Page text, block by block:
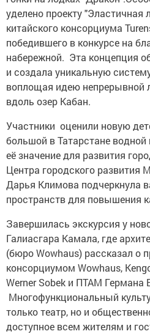
уделено проекту "Эластичная
китайского консорциума
победившего в конкурсе на
набережной. Эта концепция
и создала уникальную
воплощая идею непрерывной
вдоль озер Кабан.
Участники оценили новую
большой в Татарстане водной
её значение для развития
Центра городского развития
Дарья Климова подчеркнула
пространств для повышения
Завершилась экскурсия у
Галиасгара Камала, где
(бюро Wowhaus) рассказал о
консорциумом Wowhaus,
Werner Sobek и ПТАМ Германа
Многофункциональный
только театр, но и
доступное всем жителям и